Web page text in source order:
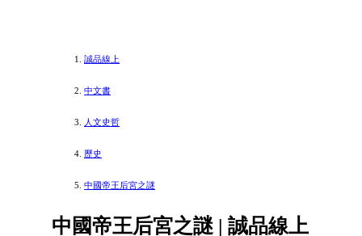
誠品線上
中文書
人文史哲
歷史
中國帝王后宮之謎
中國帝王后宮之謎 | 誠品線上